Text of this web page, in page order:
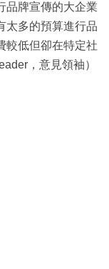
品牌宣傳的大企業
太多的預算進行品
較低但卻在特定社
，意見領袖）